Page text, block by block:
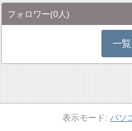
フォロワー(0人)
一
パソ